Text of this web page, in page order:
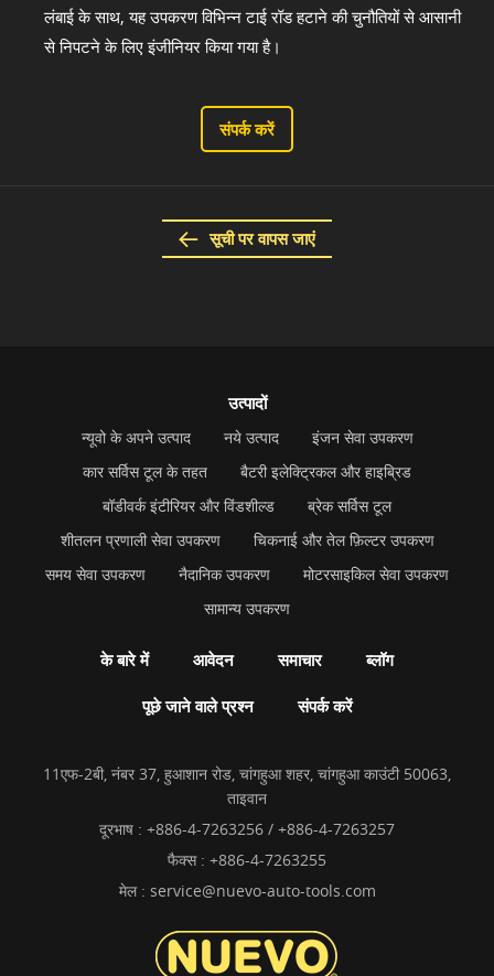
लंबाई के साथ, यह उपकरण विभिन्न टाई रॉड हटाने की चुनौतियों से आसानी
से निपटने के लिए इंजीनियर किया गया है।
संपर्क करें
सूची पर वापस जाएं
उत्पादों
न्यूवो के अपने उत्पाद नये उत्पाद
इंजन सेवा उपकरण
कार सर्विस टूल के तहत
बैटरी इलेक्ट्रिकल और हाइब्रिड
बॉडीवर्क इंटीरियर और विंडशील्ड
ब्रेक सर्विस टूल
शीतलन प्रणाली सेवा उपकरण
चिकनाई और तेल फ़िल्टर उपकरण
समय सेवा उपकरण
नैदानिक उपकरण
मोटरसाइकिल सेवा उपकरण
सामान्य उपकरण
के बारे में आवेदन समाचार ब्लॉग
पूछे जाने वाले प्रश्न संपर्क करें
11एफ-2बी, नंबर 37, हुआशान रोड, चांगहुआ शहर, चांगहुआ काउंटी 50063,
ताइवान
दूरभाष : +886-4-7263256 / +886-4-7263257
फैक्स : +886-4-7263255
मेल : service@nuevo-auto-tools.com